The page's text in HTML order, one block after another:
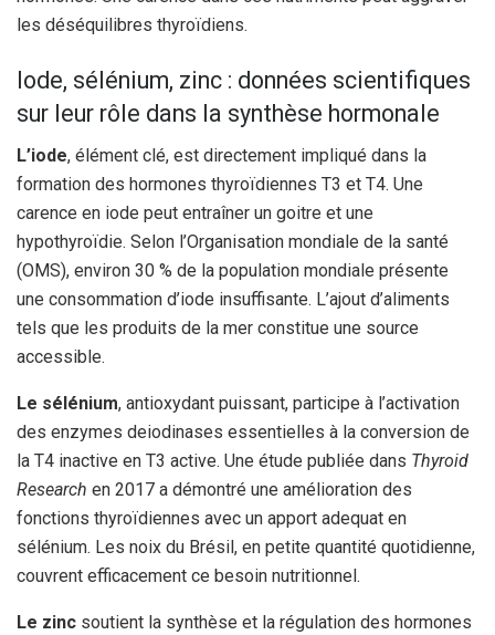
les déséquilibres thyroïdiens.
Iode, sélénium, zinc : données scientifiques
sur leur rôle dans la synthèse hormonale
L’iode, élément clé, est directement impliqué dans la
formation des hormones thyroïdiennes T3 et T4. Une
carence en iode peut entraîner un goitre et une
hypothyroïdie. Selon l’Organisation mondiale de la santé
(OMS), environ 30 % de la population mondiale présente
une consommation d’iode insuffisante. L’ajout d’aliments
tels que les produits de la mer constitue une source
accessible.
Le sélénium, antioxydant puissant, participe à l’activation
des enzymes deiodinases essentielles à la conversion de
la T4 inactive en T3 active. Une étude publiée dans Thyroid
Research en 2017 a démontré une amélioration des
fonctions thyroïdiennes avec un apport adequat en
sélénium. Les noix du Brésil, en petite quantité quotidienne,
couvrent efficacement ce besoin nutritionnel.
Le zinc soutient la synthèse et la régulation des hormones